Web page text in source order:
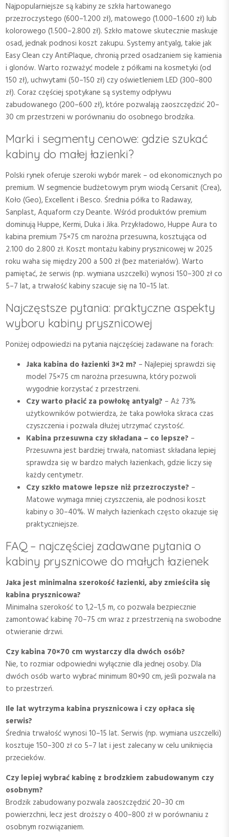
Najpopularniejsze są kabiny ze szkła hartowanego
przezroczystego (600–1.200 zł), matowego (1.000–1.600 zł) lub
kolorowego (1.500–2.800 zł). Szkło matowe skutecznie maskuje
osad, jednak podnosi koszt zakupu. Systemy antyalg, takie jak
Easy Clean czy AntiPlaque, chronią przed osadzaniem się kamienia
i glonów. Warto rozważyć modele z półkami na kosmetyki (od
150 zł), uchwytami (50–150 zł) czy oświetleniem LED (300–800
zł). Coraz częściej spotykane są systemy odpływu
zabudowanego (200–600 zł), które pozwalają zaoszczędzić 20–
30 cm przestrzeni w porównaniu do osobnego brodzika.
Marki i segmenty cenowe: gdzie szukać
kabiny do małej łazienki?
Polski rynek oferuje szeroki wybór marek – od ekonomicznych po
premium. W segmencie budżetowym prym wiodą Cersanit (Crea),
Koło (Geo), Excellent i Besco. Średnia półka to Radaway,
Sanplast, Aquaform czy Deante. Wśród produktów premium
dominują Huppe, Kermi, Duka i Jika. Przykładowo, Huppe Aura to
kabina premium 75×75 cm narożna przesuwna, kosztująca od
2.100 do 2.800 zł. Koszt montażu kabiny prysznicowej w 2025
roku waha się między 200 a 500 zł (bez materiałów). Warto
pamiętać, że serwis (np. wymiana uszczelki) wynosi 150–300 zł co
5–7 lat, a trwałość kabiny szacuje się na 10–15 lat.
Najczęstsze pytania: praktyczne aspekty
wyboru kabiny prysznicowej
Poniżej odpowiedzi na pytania najczęściej zadawane na forach:
Jaka kabina do łazienki 3×2 m? – Najlepiej sprawdzi się
model 75×75 cm narożna przesuwna, który pozwoli
wygodnie korzystać z przestrzeni.
Czy warto płacić za powłokę antyalg? – Aż 73%
użytkowników potwierdza, że taka powłoka skraca czas
czyszczenia i pozwala dłużej utrzymać czystość.
Kabina przesuwna czy składana – co lepsze? –
Przesuwna jest bardziej trwała, natomiast składana lepiej
sprawdza się w bardzo małych łazienkach, gdzie liczy się
każdy centymetr.
Czy szkło matowe lepsze niż przezroczyste? –
Matowe wymaga mniej czyszczenia, ale podnosi koszt
kabiny o 30–40%. W małych łazienkach często okazuje się
praktyczniejsze.
FAQ – najczęściej zadawane pytania o
kabiny prysznicowe do małych łazienek
Jaka jest minimalna szerokość łazienki, aby zmieściła się
kabina prysznicowa?
Minimalna szerokość to 1,2–1,5 m, co pozwala bezpiecznie
zamontować kabinę 70–75 cm wraz z przestrzenią na swobodne
otwieranie drzwi.
Czy kabina 70×70 cm wystarczy dla dwóch osób?
Nie, to rozmiar odpowiedni wyłącznie dla jednej osoby. Dla
dwóch osób warto wybrać minimum 80×90 cm, jeśli pozwala na
to przestrzeń.
Ile lat wytrzyma kabina prysznicowa i czy opłaca się
serwis?
Średnia trwałość wynosi 10–15 lat. Serwis (np. wymiana uszczelki)
kosztuje 150–300 zł co 5–7 lat i jest zalecany w celu uniknięcia
przecieków.
Czy lepiej wybrać kabinę z brodzkiem zabudowanym czy
osobnym?
Brodzik zabudowany pozwala zaoszczędzić 20–30 cm
powierzchni, lecz jest droższy o 400–800 zł w porównaniu z
osobnym rozwiązaniem.